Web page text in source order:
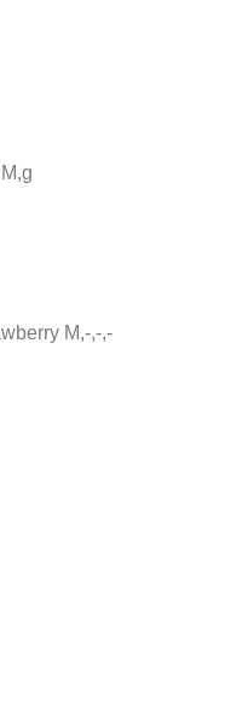
M,-,-,-